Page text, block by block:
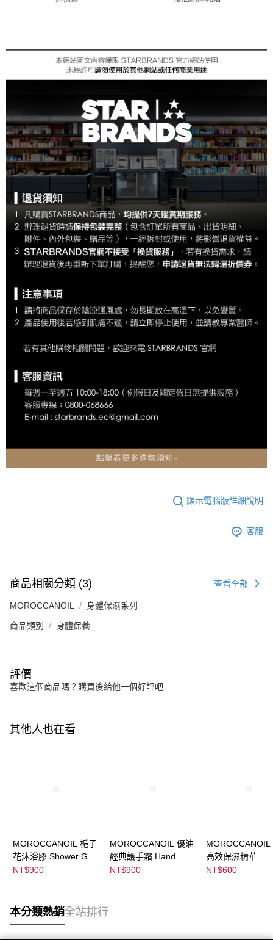
顯示電腦版詳細說明
客服
商品相關分類 (3) 查看全部
MOROCCANOIL 身體保濕系列
商品類別 身體保養
評價
喜歡這個商品嗎？購買後給他一個好評吧
其他人也在看
MOROCCANOIL 梔子
花沐浴膠 Shower Gel
Ambiance De Plage
NT$900
MOROCCANOIL 優油
經典護手霜 Hand
Cream Fragrance
NT$900
MOROCCANOIL
高效保濕精華
Hydrating Styling
NT$600
本分類熱銷全站排行